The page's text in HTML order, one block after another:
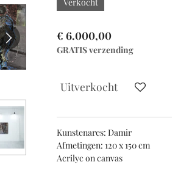
€ 6.000,00
GRATIS verzending
Uitverkocht
Kunstenares: Damir
Afmetingen: 120 x 150 cm
Acrilyc on canvas